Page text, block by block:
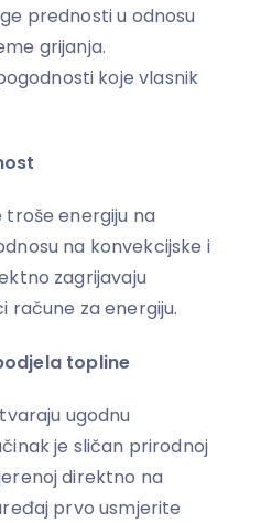
prednosti u odnosu
grijanja.
koje vlasnik
troše energiju na
na konvekcijske i
zagrijavaju
račune za energiju.
topline
ugodnu
je sličan prirodnoj
direktno na
prvo usmjerite